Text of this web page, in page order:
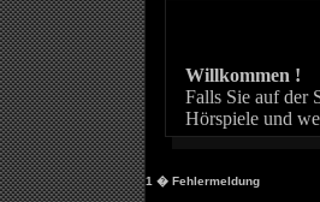
Willkommen !
Falls Sie auf der
Hörspiele und
1 � Fehlermeldung